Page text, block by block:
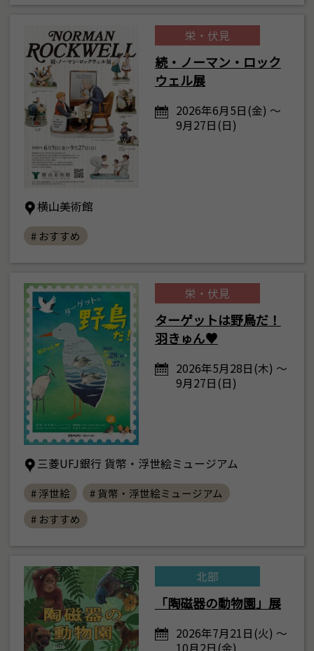
栄・伏見
続・ノーマン・ロック
ウェル展
2026年6月5日(金) ～
9月27日(日)
横山美術館
# おすすめ
栄・伏見
ターゲットは野鳥だ！
羽きゅん♥
2026年5月28日(木) ～
9月27日(日)
三菱UFJ銀行 貨幣・浮世絵ミュージアム
# 浮世絵
# 貨幣・浮世絵ミュージアム
# おすすめ
北部
「陶磁器の動物園」展
2026年7月21日(火) ～
10月2日(金)